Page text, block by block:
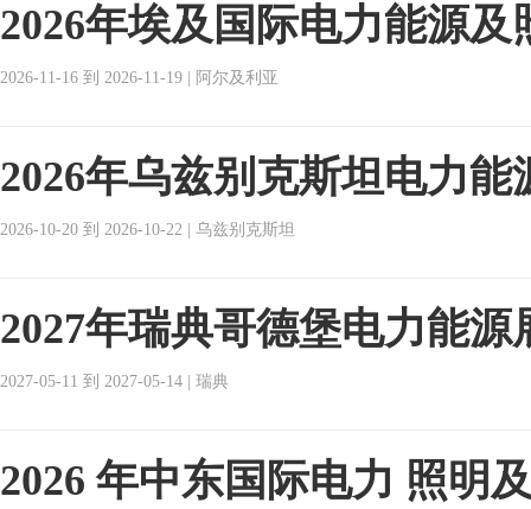
2026年埃及国际电力能源及
2026-11-16 到 2026-11-19 | 阿尔及利亚
2026年乌兹别克斯坦电力
2026-10-20 到 2026-10-22 | 乌兹别克斯坦
2027年瑞典哥德堡电力能源
2027-05-11 到 2027-05-14 | 瑞典
2026 年中东国际电力 照明